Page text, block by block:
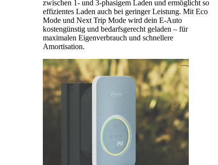
zwischen 1- und 3-phasigem Laden und ermöglicht so
effizientes Laden auch bei geringer Leistung. Mit Eco
Mode und Next Trip Mode wird dein E-Auto
kostengünstig und bedarfsgerecht geladen – für
maximalen Eigenverbrauch und schnellere
Amortisation.